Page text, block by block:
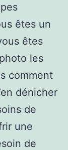
êtes un
êtes
les
comment
dénicher
de
une
de